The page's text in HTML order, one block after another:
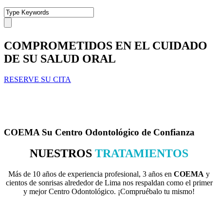
COMPROMETIDOS EN EL CUIDADO
DE SU SALUD ORAL
RESERVE SU CITA
COEMA Su Centro Odontológico de Confianza
NUESTROS TRATAMIENTOS
Más de 10 años de experiencia profesional, 3 años en COEMA y
cientos de sonrisas alrededor de Lima nos respaldan como el primer
y mejor Centro Odontológico. ¡Compruébalo tu mismo!